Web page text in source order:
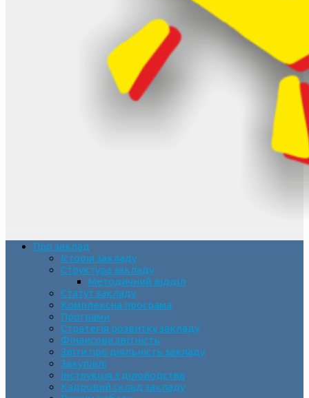
Про заклад
Історія закладу
Структура закладу
Методичний відділ
Статут закладу
Комплексна програма
Програми
Стратегія розвитку закладу
Фінансова звітність
Звіти про діяльність закладу
Закупівлі
Інструкція з діловодства
Кадровий склад закладу